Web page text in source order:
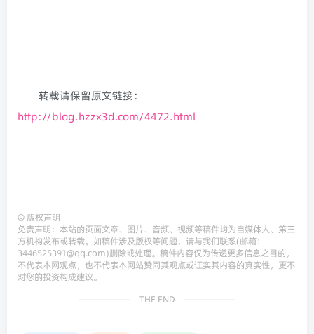
转载请保留原文链接：
http://blog.hzzx3d.com/4472.html
© 版权声明
免责声明：本站的页面文章、图片、音频、视频等稿件均为自媒体人、第三
方机构发布或转载。如稿件涉及版权等问题，请与我们联系(邮箱：
3446525391@qq.com)删除或处理。稿件内容仅为传递更多信息之目的，
不代表本网观点，也不代表本网站赞同其观点或证实其内容的真实性，更不
对您的投资构成建议。
THE END